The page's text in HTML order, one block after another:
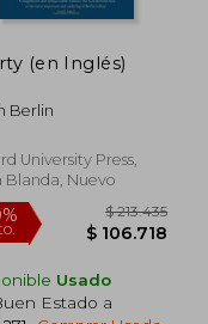
(en Inglés)
Berlin
University Press,
Blanda, Nuevo
Usado
Estado a